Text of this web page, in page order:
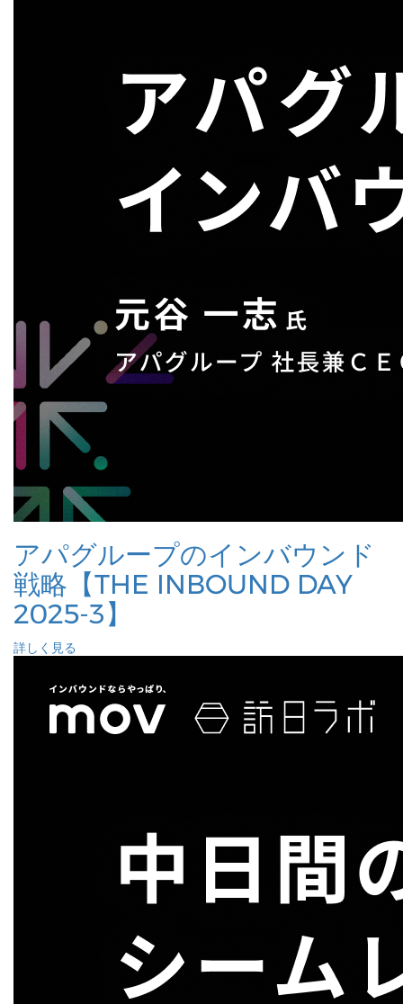
アパグループのインバウンド
戦略【THE INBOUND DAY
2025-3】
詳しく見る